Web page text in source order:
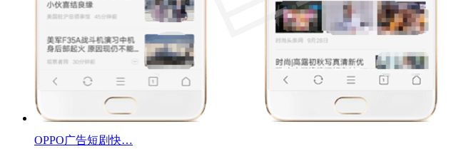
OPPO广告短剧快…